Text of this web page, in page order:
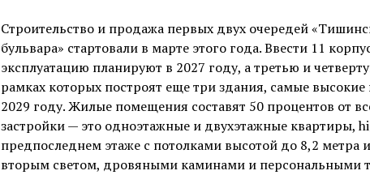
Строительство и продажа первых двух очередей
бульвара» стартовали в марте этого года. Ввести 11
эксплуатацию планируют в 2027 году, а третью и
рамках которых построят еще три здания, самые высокие
2029 году. Жилые помещения составят 50 процентов от
застройки — это одноэтажные и двухэтажные квартиры,
предпоследнем этаже с потолками высотой до 8,2 метра
вторым светом, дровяными каминами и персональными